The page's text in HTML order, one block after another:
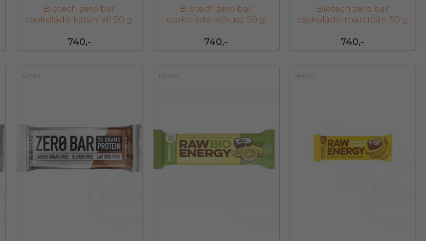
740,-
Biotech zero bar
csokoládé-karamell 50 g
740,-
Biotech zero bar
csokoládé-kókusz 50 g
740,-
Biotech zero bar
csokoládé-marcipán 50 g
50518 82364 56587